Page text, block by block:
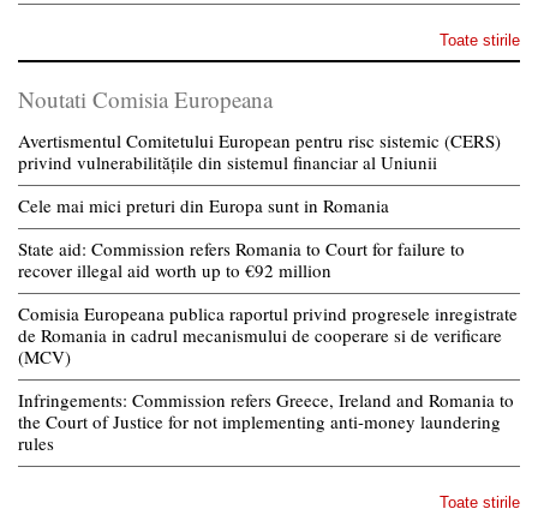
Toate stirile
Noutati Comisia Europeana
Avertismentul Comitetului European pentru risc sistemic (CERS)
privind vulnerabilitățile din sistemul financiar al Uniunii
Cele mai mici preturi din Europa sunt in Romania
State aid: Commission refers Romania to Court for failure to
recover illegal aid worth up to €92 million
Comisia Europeana publica raportul privind progresele inregistrate
de Romania in cadrul mecanismului de cooperare si de verificare
(MCV)
Infringements: Commission refers Greece, Ireland and Romania to
the Court of Justice for not implementing anti-money laundering
rules
Toate stirile